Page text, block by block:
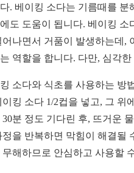
. 베이킹 소다는 기름때를
도 도움이 됩니다. 베이킹
어나면서 거품이 발생하는데,
역할을 합니다. 다만, 심각
소다와 식초를 사용하는 방
이킹 소다 1/2컵을 넣고, 그 위
30분 정도 기다린 후, 뜨거운
정을 반복하면 막힘이 해결될
무해하므로 안심하고 사용할